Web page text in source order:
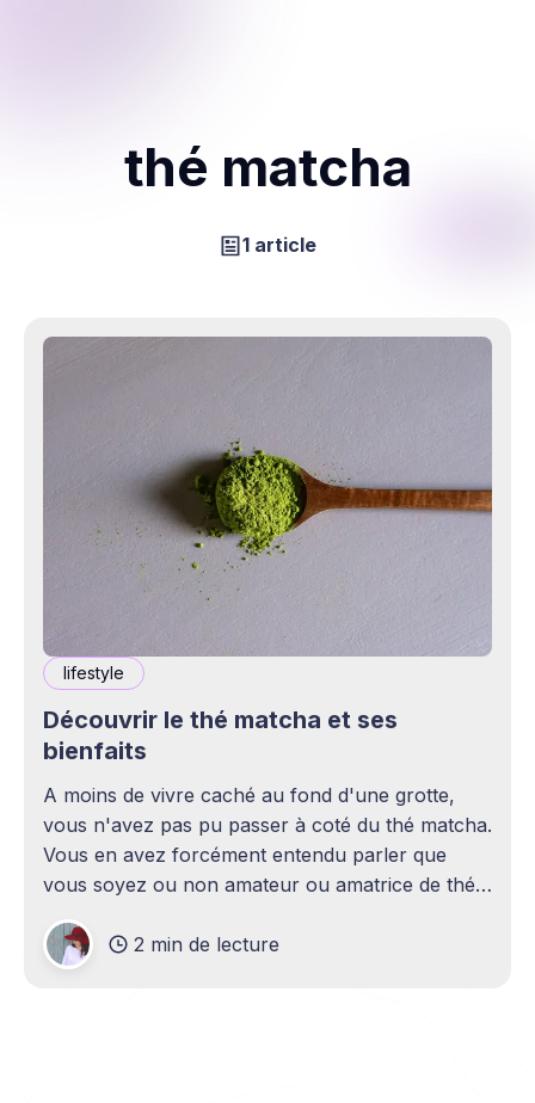
thé matcha
1 article
lifestyle
Découvrir le thé matcha et ses
bienfaits
A moins de vivre caché au fond d'une grotte,
vous n'avez pas pu passer à coté du thé matcha.
Vous en avez forcément entendu parler que
vous soyez ou non amateur ou amatrice de thé.
les
2 min de lecture